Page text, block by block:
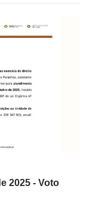
2025 - Voto